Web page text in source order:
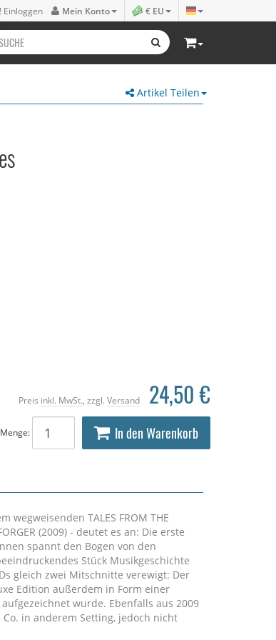
Einloggen Mein Konto € EU
Artikel Teilen
Preis inkl. MwSt. , zzgl. Versand 24,50 €
Menge: In den Warenkorb
wegweisenden TALES FROM THE
(2009) - deutet es an: Die erste
spannt den Bogen von den
Stück Musikgeschichte
gleich zwei Mitschnitte verewigt: Der
Edition außerdem in Form einer
wurde. Ebenfalls aus 2009
in anderem Setting, jedoch nicht